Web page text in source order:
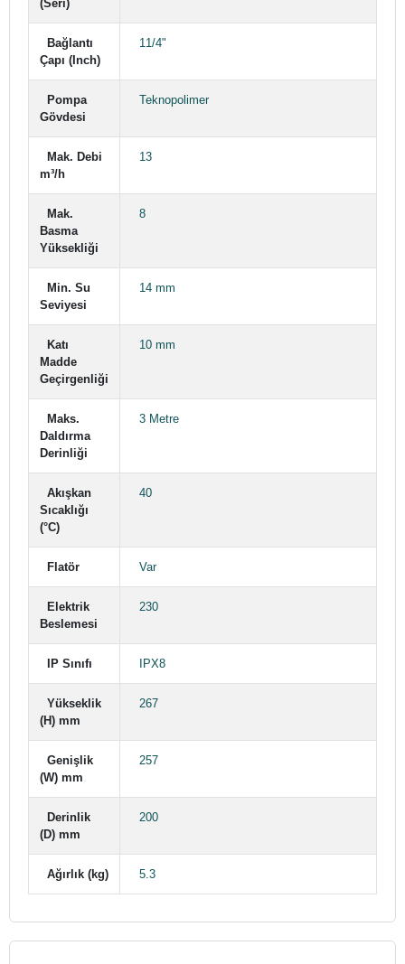
(Seri)
Bağlantı
Çapı (Inch)
11/4"
Pompa
Gövdesi
Teknopolimer
Mak. Debi
m³/h
13
Mak.
Basma
Yüksekliği
8
Min. Su
Seviyesi
14 mm
Katı
Madde
Geçirgenliği
10 mm
Maks.
Daldırma
Derinliği
3 Metre
Akışkan
Sıcaklığı
(°C)
40
Flatör Var
Elektrik
Beslemesi
230
IP Sınıfı IPX8
Yükseklik
(H) mm
267
Genişlik
(W) mm
257
Derinlik
(D) mm
200
Ağırlık (kg) 5.3